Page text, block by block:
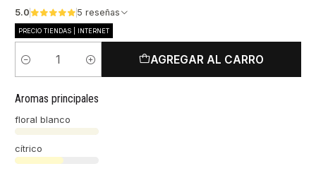
5.0
5 reseñas
PRECIO TIENDAS | INTERNET
Cantidad
AGREGAR AL CARRO
Aromas principales
floral blanco
cítrico